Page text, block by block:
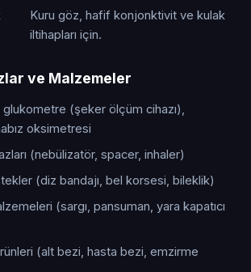
Kuru göz, hafif konjonktivit ve kulak
iltihapları için.
ve Malzemeler
glukometre (şeker ölçüm cihazı),
oksimetresi
(nebülizatör, spacer, inhaler)
(diz bandajı, bel korsesi, bileklik)
(sargı, pansuman, yara kapatıcı
(alt bezi, hasta bezi, emzirme